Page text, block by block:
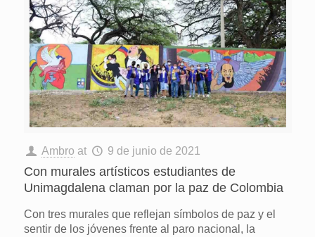
Ambro at 9 de junio de 2021
Con murales artísticos estudiantes de
Unimagdalena claman por la paz de Colombia
Con tres murales que reflejan símbolos de paz y el
sentir de los jóvenes frente al paro nacional, la